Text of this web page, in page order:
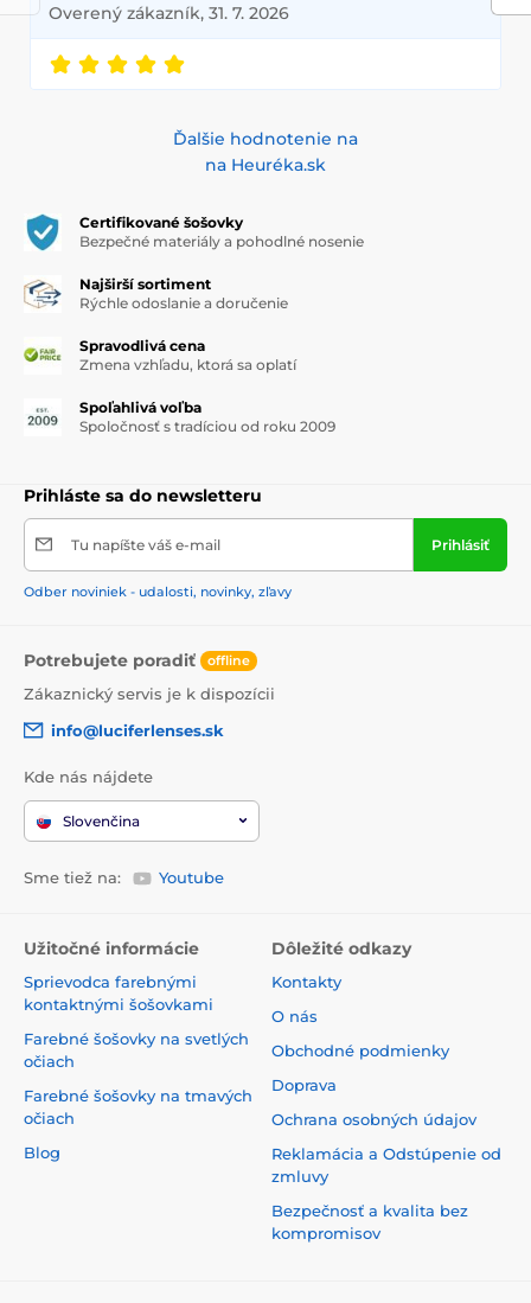
Overený zákazník, 31. 7. 2026
Ďalšie hodnotenie na
na Heuréka.sk
Certifikované šošovky
Bezpečné materiály a pohodlné nosenie
Najširší sortiment
Rýchle odoslanie a doručenie
Spravodlivá cena
Zmena vzhľadu, ktorá sa oplatí
Spoľahlivá voľba
Spoločnosť s tradíciou od roku 2009
Prihláste sa do newsletteru
Tu napíšte váš e-mail Prihlásiť
Odber noviniek - udalosti, novinky, zľavy
Potrebujete poradiť offline
Zákaznický servis je k dispozícii
info@luciferlenses.sk
Kde nás nájdete
Slovenčina
Sme tiež na: Youtube
Užitočné informácie
Sprievodca farebnými
kontaktnými šošovkami
Farebné šošovky na svetlých
očiach
Farebné šošovky na tmavých
očiach
Blog
Dôležité odkazy
Kontakty
O nás
Obchodné podmienky
Doprava
Ochrana osobných údajov
Reklamácia a Odstúpenie od
zmluvy
Bezpečnosť a kvalita bez
kompromisov